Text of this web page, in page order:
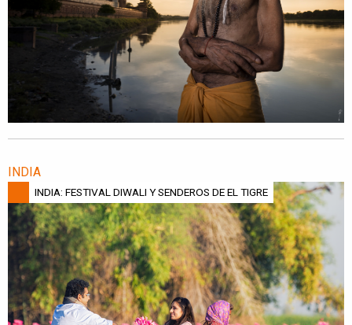
INDIA
INDIA: FESTIVAL DIWALI Y SENDEROS DE EL TIGRE